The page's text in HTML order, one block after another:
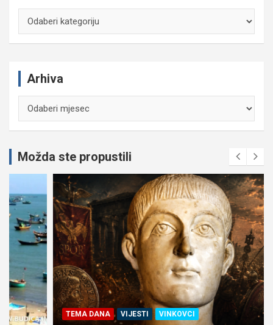
Arhiva
Možda ste propustili
TEMA DANA VIJESTI VINKOVCI